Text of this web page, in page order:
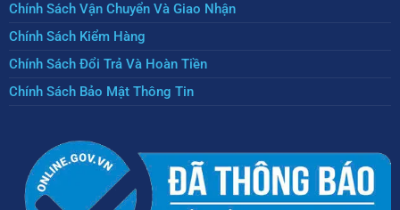
Chính Sách Vận Chuyển Và Giao Nhận
Chính Sách Kiểm Hàng
Chính Sách Đổi Trả Và Hoàn Tiền
Chính Sách Bảo Mật Thông Tin